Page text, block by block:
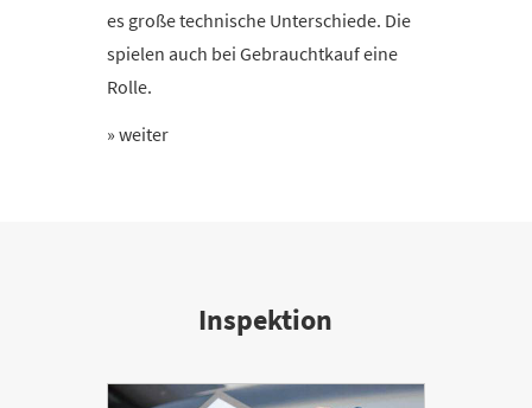
es große technische Unterschiede. Die
spielen auch bei Gebrauchtkauf eine
Rolle.
» weiter
Inspektion